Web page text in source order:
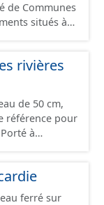
de Communes
CNIG Sites
aux
aux SCI.
rivières
de 50 cm,
référence pour
à
ferré sur